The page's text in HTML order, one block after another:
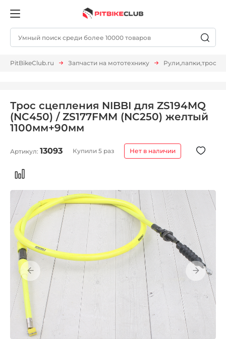
PitBikeClub.ru Запчасти на мототехнику Рули,лапки,тросы
Трос сцепления NIBBI для ZS194MQ
(NC450) / ZS177FMM (NC250) желтый
1100мм+90мм
Артикул: 13093 Купили 5 раз Нет в наличии